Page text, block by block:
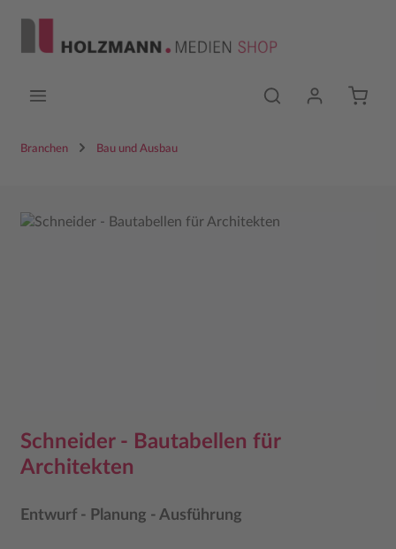
Branchen Bau und Ausbau
Bildergalerie überspringen
Schneider - Bautabellen für
Architekten
Entwurf - Planung - Ausführung